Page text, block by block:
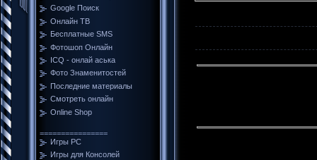
Google Поиск
Онлайн ТВ
Бесплатные SMS
Фотошоп Онлайн
ICQ - онлай аська
Фото Знаменитостей
Последние материалы
Смотреть онлайн
Online Shop
================
Игры PC
Игры для Консолей